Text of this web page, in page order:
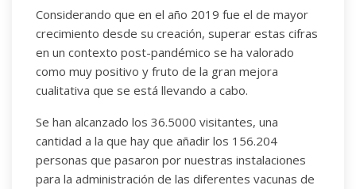
Considerando que en el año 2019 fue el de mayor
crecimiento desde su creación, superar estas cifras
en un contexto post-pandémico se ha valorado
como muy positivo y fruto de la gran mejora
cualitativa que se está llevando a cabo.
Se han alcanzado los 36.5000 visitantes, una
cantidad a la que hay que añadir los 156.204
personas que pasaron por nuestras instalaciones
para la administración de las diferentes vacunas de